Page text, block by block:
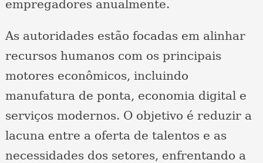
empregadores anualmente.
As autoridades estão focadas em alinhar
recursos humanos com os principais
motores econômicos, incluindo
manufatura de ponta, economia digital e
serviços modernos. O objetivo é reduzir a
lacuna entre a oferta de talentos e as
necessidades dos setores, enfrentando a